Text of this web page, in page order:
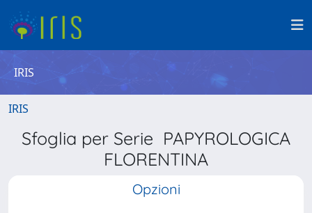
IRIS
IRIS
Sfoglia per Serie PAPYROLOGICA
FLORENTINA
Opzioni